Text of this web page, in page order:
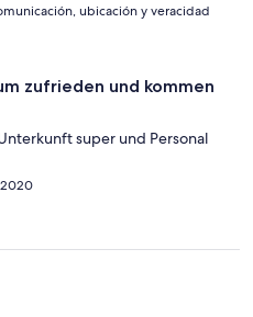
ubicación y veracidad
zufrieden und kommen
super und Personal